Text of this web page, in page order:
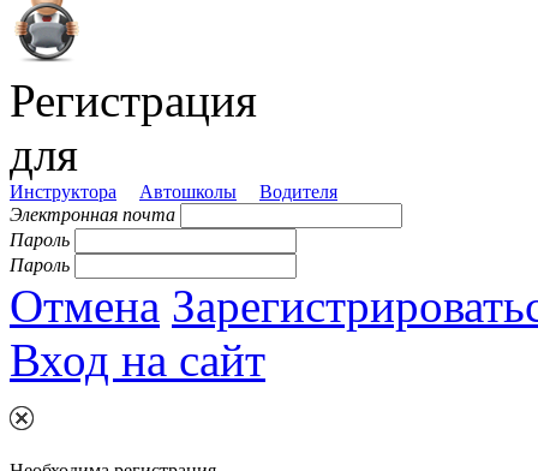
Регистрация
для
Инструктора Автошколы
Водителя
Электронная почта
Пароль
Пароль
Отмена
Вход на сайт